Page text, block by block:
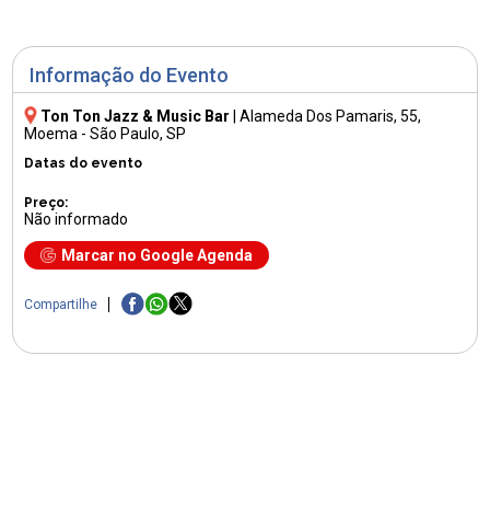
Informação do Evento
Ton Ton Jazz & Music Bar |Alameda Dos Pamaris, 55,
Moema - São Paulo, SP
Datas do evento
Preço:
Não informado
Marcar no Google Agenda
Compartilhe